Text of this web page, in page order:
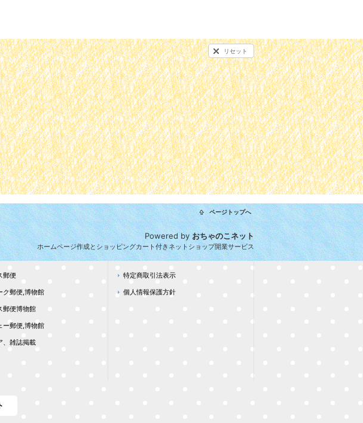
リセット
ページトップへ
Powered byおちゃのこネット
ホームページ作成とショッピングカート付きネットショップ開業サービス
郵便
ク郵便,博物館
郵便博物館
ー郵便,博物館
、雑誌掲載
特定商取引法表示
個人情報保護方針